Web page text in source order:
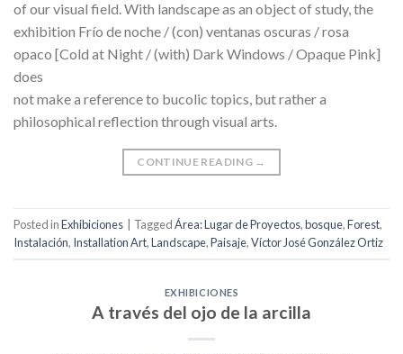
of our visual field. With landscape as an object of study, the
exhibition Frío de noche / (con) ventanas oscuras / rosa
opaco [Cold at Night / (with) Dark Windows / Opaque Pink]
does
not make a reference to bucolic topics, but rather a
philosophical reflection through visual arts.
CONTINUE READING →
Posted inExhibiciones TaggedÁrea: Lugar de Proyectos,bosque,Forest,
Instalación, Installation Art,Landscape,Paisaje,Víctor José González Ortiz
EXHIBICIONES
A través del ojo de la arcilla